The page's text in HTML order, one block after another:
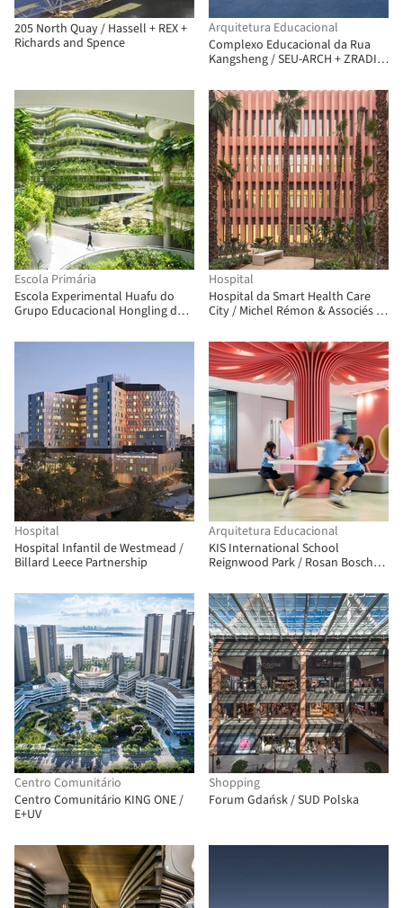
205 North Quay / Hassell + REX +
Richards and Spence
Arquitetura Educacional
Complexo Educacional da Rua
Kangsheng / SEU-ARCH + ZRADI +
Escola Primária
Escola Experimental Huafu do
Grupo Educacional Hongling de
Hospital
Hospital da Smart Health Care
City / Michel Rémon & Associés +
Hospital
Hospital Infantil de Westmead /
Billard Leece Partnership
Arquitetura Educacional
KIS International School
Reignwood Park / Rosan Bosch
Centro Comunitário
Centro Comunitário KING ONE /
E+UV
Shopping
Forum Gdańsk / SUD Polska